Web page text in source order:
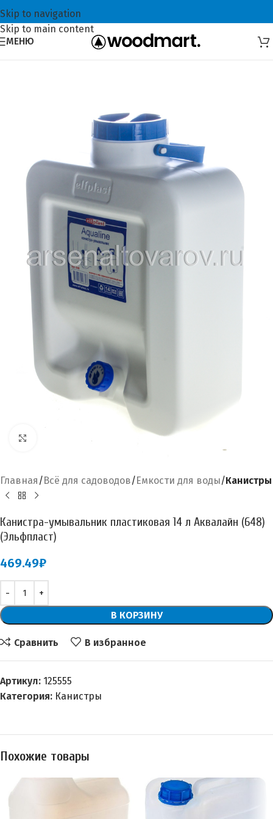
Skip to navigation
Skip to main content
МЕНЮ
Главная Всё для садоводов Емкости для воды Канистры
Канистра-умывальник пластиковая 14 л Аквалайн (648)
(Эльфпласт)
469.49₽
В КОРЗИНУ
Сравнить В избранное
Артикул: 125555
Категория: Канистры
Похожие товары